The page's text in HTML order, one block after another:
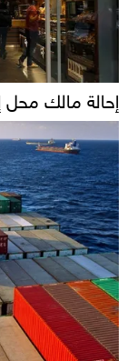
إحالة مالك محل